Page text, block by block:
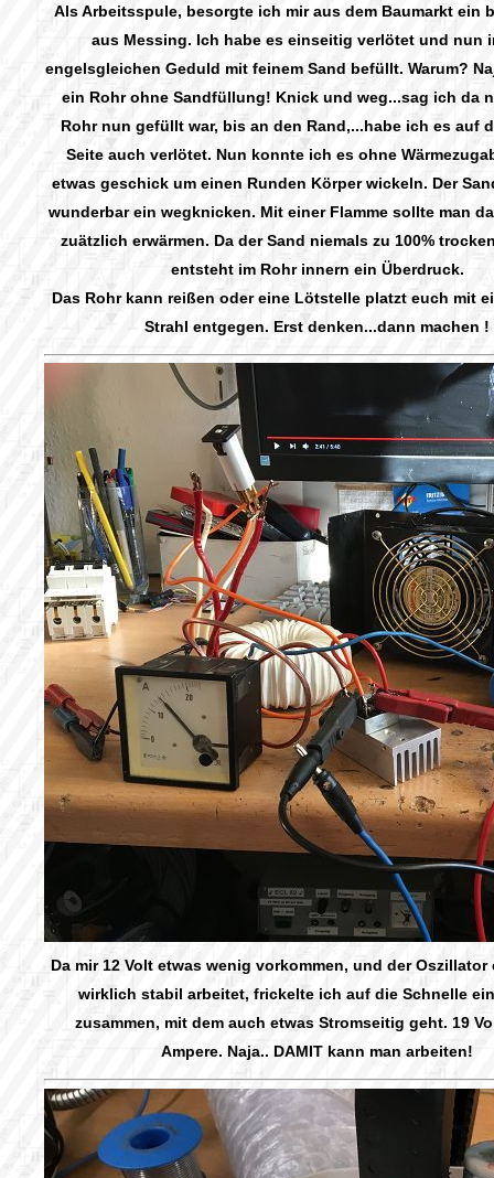
Als Arbeitsspule, besorgte ich mir aus dem Baumarkt ein
aus Messing. Ich habe es einseitig verlötet und nun
engelsgleichen Geduld mit feinem Sand befüllt. Warum?
ein Rohr ohne Sandfüllung! Knick und weg...sag ich da
Rohr nun gefüllt war, bis an den Rand,...habe ich es auf
Seite auch verlötet. Nun konnte ich es ohne
etwas geschick um einen Runden Körper wickeln. Der
wunderbar ein wegknicken. Mit einer Flamme sollte man
zuätzlich erwärmen. Da der Sand niemals zu 100%
entsteht im Rohr innern ein Überdruck.
Das Rohr kann reißen oder eine Lötstelle platzt euch mit
Strahl entgegen. Erst denken...dann machen !
Da mir 12 Volt etwas wenig vorkommen, und der Oszillator
wirklich stabil arbeitet, frickelte ich auf die Schnelle
zusammen, mit dem auch etwas Stromseitig geht. 19
Ampere. Naja.. DAMIT kann man arbeiten!